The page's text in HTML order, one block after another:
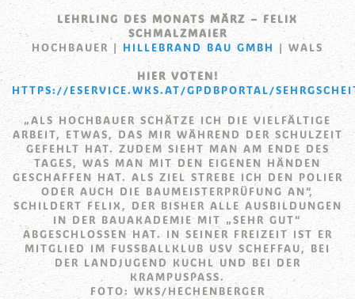
LEHRLING DES MONATS MÄRZ – FELIX
SCHMALZMAIER
HOCHBAUER | HILLEBRAND BAU GMBH | WALS
HIER VOTEN!
HTTPS://ESERVICE.WKS.AT/GPDBPORTAL/
„ALS HOCHBAUER SCHÄTZE ICH DIE VIELFÄLTIGE
ARBEIT, ETWAS, DAS MIR WÄHREND DER SCHULZEIT
GEFEHLT HAT. ZUDEM SIEHT MAN AM ENDE DES
TAGES, WAS MAN MIT DEN EIGENEN HÄNDEN
GESCHAFFEN HAT. ALS ZIEL STREBE ICH DEN POLIER
ODER AUCH DIE BAUMEISTERPRÜFUNG AN“,
SCHILDERT FELIX, DER BISHER ALLE AUSBILDUNGEN
IN DER BAUAKADEMIE MIT „SEHR GUT“
ABGESCHLOSSEN HAT. IN SEINER FREIZEIT IST ER
MITGLIED IM FUSSBALLKLUB USV SCHEFFAU, BEI D
ER LANDJUGEND KUCHL UND BEI DER K
RAMPUSPASS.
FOTO: WKS/HECHENBERGER